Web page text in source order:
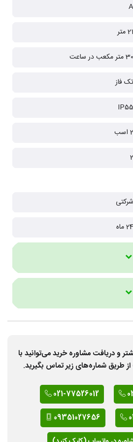
A
21 متر
30 متر مکعب در ساعت
تک فاز
IP55
2 اسب
2
شرکتی
24 ماه
و دریافت مشاوره خرید می‌توانید با
طریق شماره‌های زیر تماس بگیرید.
021-77526012
09351027656